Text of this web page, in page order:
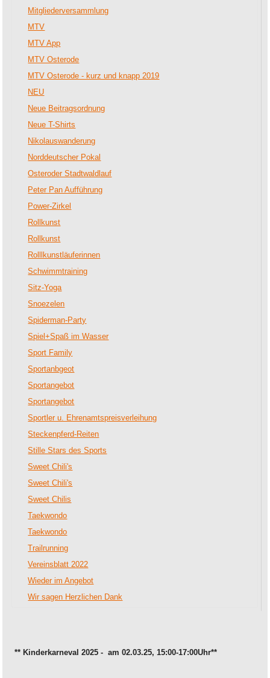
Mitgliederversammlung
MTV
MTV App
MTV Osterode
MTV Osterode - kurz und knapp 2019
NEU
Neue Beitragsordnung
Neue T-Shirts
Nikolauswanderung
Norddeutscher Pokal
Osteroder Stadtwaldlauf
Peter Pan Aufführung
Power-Zirkel
Rollkunst
Rollkunst
Rolllkunstläuferinnen
Schwimmtraining
Sitz-Yoga
Snoezelen
Spiderman-Party
Spiel+Spaß im Wasser
Sport Family
Sportanbgeot
Sportangebot
Sportangebot
Sportler u. Ehrenamtspreisverleihung
Steckenpferd-Reiten
Stille Stars des Sports
Sweet Chili's
Sweet Chili's
Sweet Chilis
Taekwondo
Taekwondo
Trailrunning
Vereinsblatt 2022
Wieder im Angebot
Wir sagen Herzlichen Dank
** Kinderkarneval 2025 - am 02.03.25, 15:00-17:00Uhr**